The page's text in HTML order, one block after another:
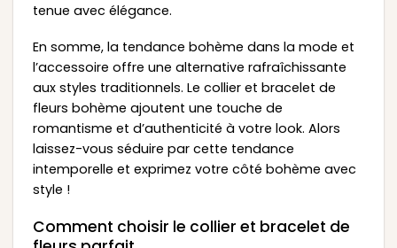
tenue avec élégance.
En somme, la tendance bohème dans la mode et
l’accessoire offre une alternative rafraîchissante
aux styles traditionnels. Le collier et bracelet de
fleurs bohème ajoutent une touche de
romantisme et d’authenticité à votre look. Alors
laissez-vous séduire par cette tendance
intemporelle et exprimez votre côté bohème avec
style !
Comment choisir le collier et bracelet de